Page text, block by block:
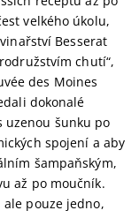
velkého úkolu,
Besserat
chutí“,
des Moines
dokonalé
uzenou šunku po
spojení a aby
šampaňským,
až po moučník.
pouze jedno,